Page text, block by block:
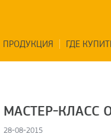
ПРОДУКЦИЯ ГДЕ
МАСТЕР-КЛАСС
28-08-2015